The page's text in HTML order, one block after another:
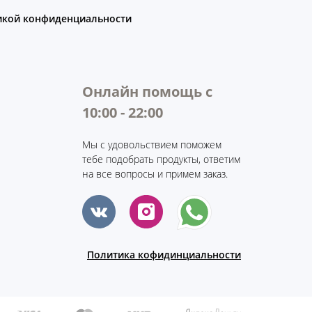
конфиденциальности
Онлайн помощь с
10:00 - 22:00
Мы с удовольствием поможем
тебе подобрать продукты, ответим
на все вопросы и примем заказ.
Политика кофидинциальности